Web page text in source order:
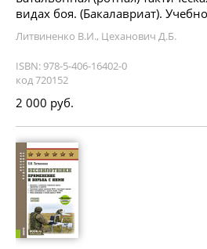
видах боя. (Бакалавриат).
Литвиненко В.И., Цеханович Д.Б.
ISBN: 978-5-406-16402-0
код 720152
2 000 руб.